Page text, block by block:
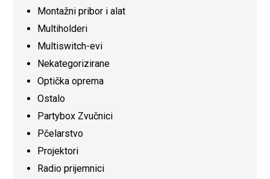
Montažni pribor i alat
Multiholderi
Multiswitch-evi
Nekategorizirane
Optička oprema
Ostalo
Partybox Zvučnici
Pčelarstvo
Projektori
Radio prijemnici